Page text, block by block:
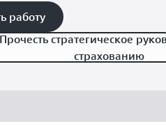
работу
Прочесть стратегическое
страхованию